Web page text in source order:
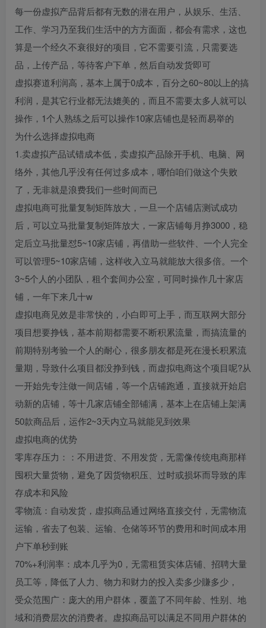
每一份虚拟产品背后都有无数的潜在用户，从娱乐、生活、
工作、学习乃至我们生活中的方方面面，都会有需求，这也
算是一个经久不衰很好的项目，它不需要引流，只需要选
品，上传产品，等待客户下单，然后自动发货即可
虚拟赛道利润高，基本上属于0成本，百分之60~80以上的搞
利润，是其它行业都无法媲美的，而且不需要太多人就可以
操作，1个人熟练之后可以操作10家店铺也是轻而易举的
为什么选择虚拟电商
1.卖虚拟产品试错成本低，卖虚拟产品除开手机、电脑、网
络外，其他几乎没有任何过多成本，哪怕咱们做这个失败
了，无非就是浪费我们一些时间而已
虚拟电商可批量复制矩阵放大，一旦一个店铺店测试成功
后，可以立马批量复制矩阵放大，一家店铺每月挣3000，稳
定后立马批量怼5~10家店铺，再借助一些软件、一个人完全
可以管理5~10家店铺，这样收入立马就能放大很多倍。一个
3~5个人的小团队，租个套间办公室，可同时操作几十家店
铺，一年下来几十w
虚拟电商见效是非常快的，小白即可上手，而互联网大部分
项目想要挣钱，基本前期都需要不断积累流量，而搞流量的
前期特别考验一个人的耐心，很多朋友都是死在漫长积累流
量期，导致什么项目都没挣到钱，而虚拟电商这个项目呢?从
一开始先专注做一间店铺，等一个店铺跑通，直接就开始启
动新的店铺，等十几家店铺全部铺满，基本上在店铺上架满
50款商品后，运作2~3天内立马就能见到效果
虚拟电商的优势
零库存压力：：不用进货、不用发货，无需像传统电商那样
囤积大量货物，避免了因货物积压、过时或损坏而导致的库
存成本和风险
零物流：自动发货，虚拟商品通过网络直接交付，无需物流
运输，省去了包装、运输、仓储等环节的费用和时间成本用
户下单秒到账
70%+利润率：成本几乎为0，无需租赁实体店铺、招聘大量
员工等，降低了人力、物力和财力的投入卖多少賺多少，
受众范围广：庞大的用户群体，覆盖了不同年龄、性别、地
域和消费层次的消费者。虚拟商品可以满足不同用户群体的